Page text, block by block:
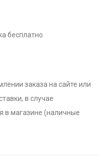
бесплатно
заказа на сайте или
в случае
в магазине (наличные